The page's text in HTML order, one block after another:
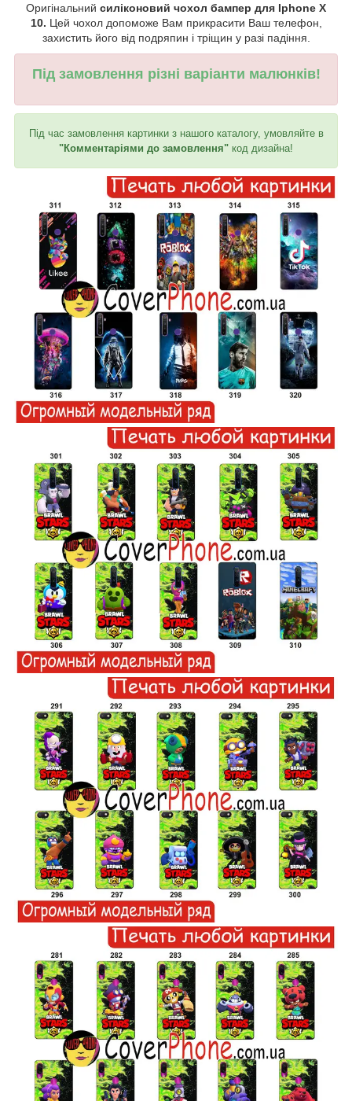
Оригінальний силіконовий чохол бампер для Iphone X
10. Цей чохол допоможе Вам прикрасити Ваш телефон,
захистить його від подряпин і тріщин у разі падіння.
Під замовлення різні варіанти малюнків!
Під час замовлення картинки з нашого каталогу, умовляйте в
"Комментаріями до замовлення" код дизайна!